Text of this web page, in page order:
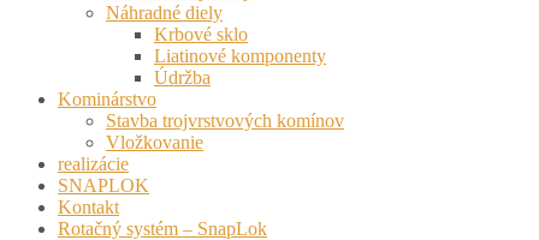
Náhradné diely
Krbové sklo
Liatinové komponenty
Údržba
Kominárstvo
Stavba trojvrstvových komínov
Vložkovanie
realizácie
SNAPLOK
Kontakt
Rotačný systém – SnapLok